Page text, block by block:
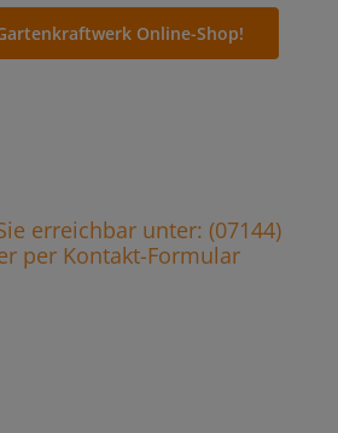
Online-Shop!
erreichbar unter: (07144)
per Kontakt-Formular